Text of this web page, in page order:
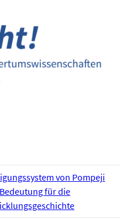
von Pompeji
für die